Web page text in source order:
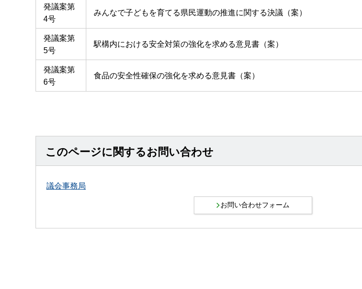
発議案第
4号
みんなで子どもを育てる県民運動の推進に関する決議（案）
発議案第
5号
駅構内における安全対策の強化を求める意見書（案）
発議案第
6号
食品の安全性確保の強化を求める意見書（案）
このページに関するお問い合わせ
議会事務局